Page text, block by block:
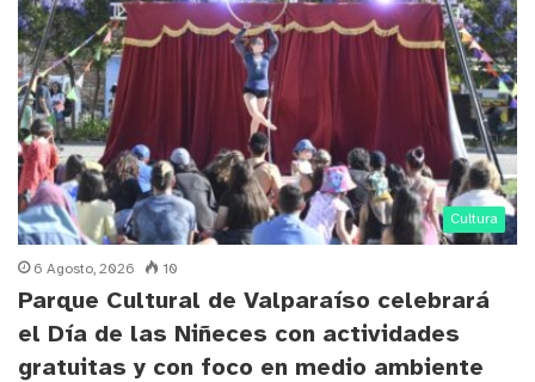
Cultura
6 Agosto, 2026 10
Parque Cultural de Valparaíso celebrará
el Día de las Niñeces con actividades
gratuitas y con foco en medio ambiente